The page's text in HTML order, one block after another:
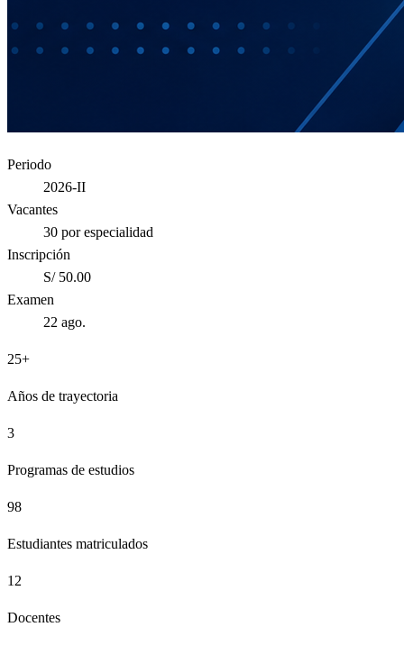
Periodo
2026-II
Vacantes
30 por especialidad
Inscripción
S/ 50.00
Examen
22 ago.
25+
Años de trayectoria
3
Programas de estudios
98
Estudiantes matriculados
12
Docentes